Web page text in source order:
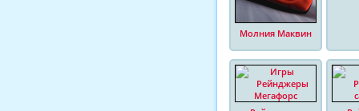
Молния Маквин